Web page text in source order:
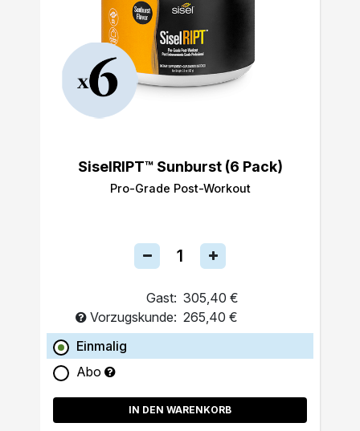
SiselRIPT™ Sunburst (6 Pack)
Pro-Grade Post-Workout
Gast: 305,40 €
Vorzugskunde: 265,40 €
Einmalig
Abo
IN DEN WARENKORB